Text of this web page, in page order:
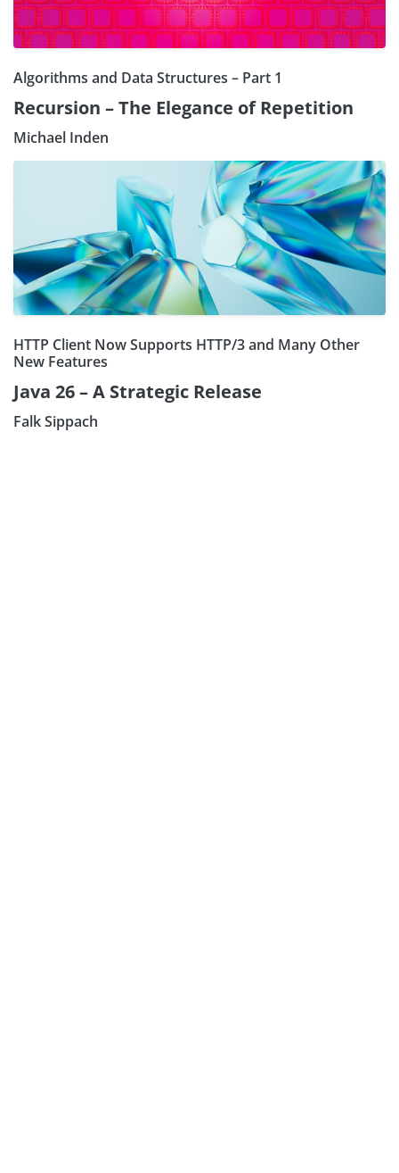
Algorithms and Data Structures – Part 1
Recursion – The Elegance of Repetition
Michael Inden
HTTP Client Now Supports HTTP/3 and Many Other
New Features
Java 26 – A Strategic Release
Falk Sippach